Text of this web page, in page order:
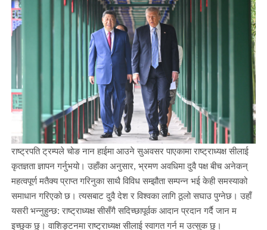
राष्ट्रपति ट्रम्पले चोङ नान हाईमा आउने सुअवसर पाएकामा राष्ट्राध्यक्ष सीलाई
कृतज्ञता ज्ञापन गर्नुभयो। उहाँका अनुसार, भ्रमण अवधिमा दुवै पक्ष बीच अनेकन्
महत्वपूर्ण मतैक्य प्राप्त गरिनुका साथै विविध सम्झौता सम्पन्न भई केही समस्याको
समाधान गरिएको छ। त्यसबाट दुवै देश र विश्वका लागि ठूलो सघाउ पुग्नेछ। उहाँ
यसरी भन्नुहुन्छ: राष्ट्राध्यक्ष सीसँगै सदिच्छापूर्वक आदान प्रदान गर्दै जान म
इच्छुक छु। वाशिङ्टनमा राष्ट्राध्यक्ष सीलाई स्वागत गर्न म उत्सुक छु।